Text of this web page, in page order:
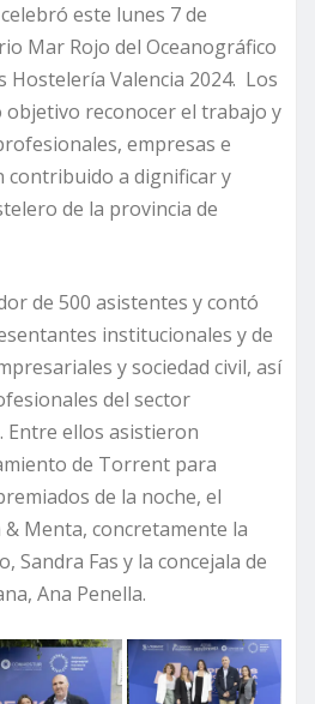
este lunes 7 de
Mar Rojo del Oceanográfico
Hostelería Valencia 2024. Los
reconocer el trabajo y
empresas e
contribuido a dignificar y
de la provincia de
de 500 asistentes y contó
institucionales y de
y sociedad civil, así
del sector
Entre ellos asistieron
de Torrent para
de la noche, el
Menta, concretamente la
Sandra Fas y la concejala de
Ana Penella.